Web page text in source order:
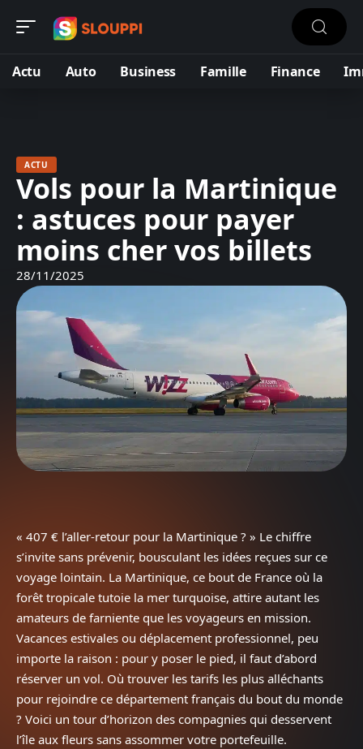
Actu Auto Business Famille Finance
ACTU
Vols pour la Martinique
: astuces pour payer
moins cher vos billets
28/11/2025
« 407 € l’aller-retour pour la Martinique ? » Le chiffre
s’invite sans prévenir, bousculant les idées reçues sur ce
voyage lointain. La Martinique, ce bout de France où la
forêt tropicale tutoie la mer turquoise, attire autant les
amateurs de farniente que les voyageurs en mission.
Vacances estivales ou déplacement professionnel, peu
importe la raison : pour y poser le pied, il faut d’abord
réserver un vol. Où trouver les tarifs les plus alléchants
pour rejoindre ce département français du bout du monde
? Voici un tour d’horizon des compagnies qui desservent
l’île aux fleurs sans assommer votre portefeuille.